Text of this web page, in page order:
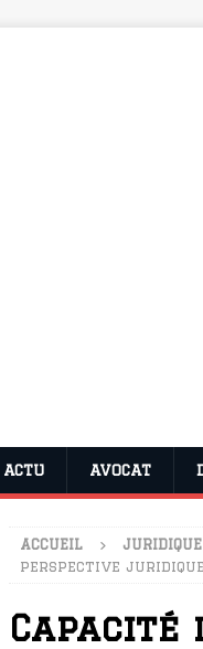
ACTU AVOCAT
ACCUEIL JURIDIQUE
perspective juridique
Capacité